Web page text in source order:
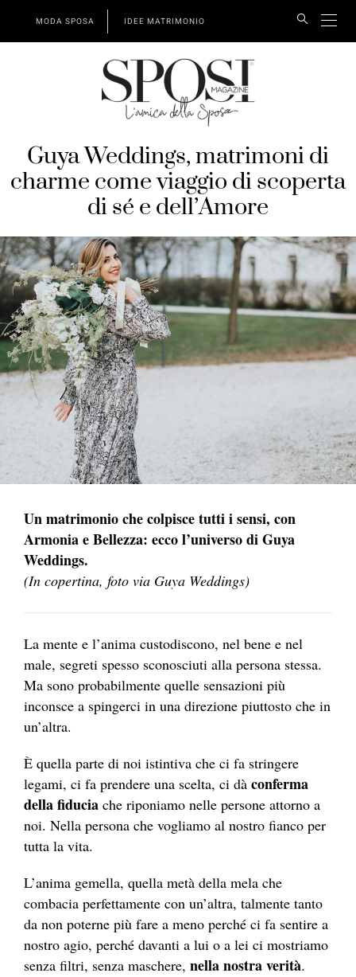
MODA SPOSA IDEE MATRIMONIO
Guya Weddings, matrimoni di
charme come viaggio di scoperta
di sé e dell’Amore
Un matrimonio che colpisce tutti i sensi, con
Armonia e Bellezza: ecco l’universo di Guya
Weddings.
(In copertina, foto via Guya Weddings)
La mente e l’anima custodiscono, nel bene e nel
male, segreti spesso sconosciuti alla persona stessa.
Ma sono probabilmente quelle sensazioni più
inconsce a spingerci in una direzione piuttosto che in
un’altra.
È quella parte di noi istintiva che ci fa stringere
legami, ci fa prendere una scelta, ci dà conferma
della fiducia che riponiamo nelle persone attorno a
noi. Nella persona che vogliamo al nostro fianco per
tutta la vita.
L’anima gemella, quella metà della mela che
combacia perfettamente con un’altra, talmente tanto
da non poterne più fare a meno perché ci fa sentire a
nostro agio, perché davanti a lui o a lei ci mostriamo
senza filtri, senza maschere, nella nostra verità.